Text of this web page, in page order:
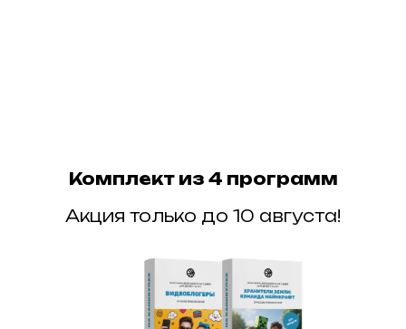
Комплект из 4 программ
Акция только до 10 августа!